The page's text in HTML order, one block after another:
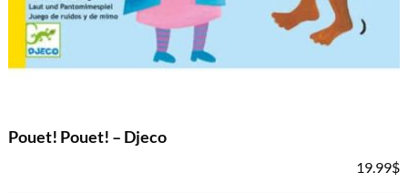
Pouet! Pouet! – Djeco
19.99$